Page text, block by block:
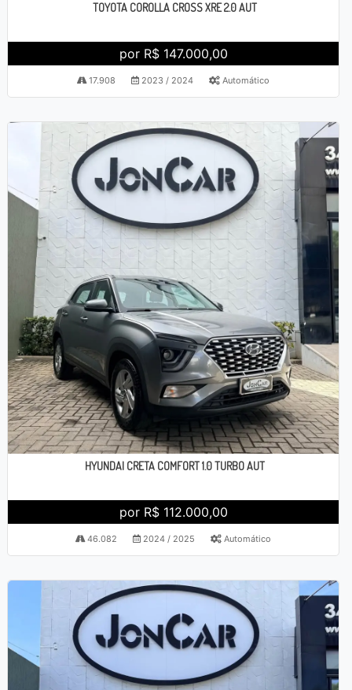
TOYOTA COROLLA CROSS XRE 2.0 AUT
por R$ 147.000,00
17.908 2023 / 2024 Automático
HYUNDAI CRETA COMFORT 1.0 TURBO AUT
por R$ 112.000,00
46.082 2024 / 2025 Automático